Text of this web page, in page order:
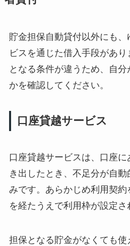
貯金担保自動貸付以外にも
ビスを通じた借入手段があ
となる条件が違うため、自
かを確認してください。
口座貸越サービス
口座貸越サービスは、口座に
き出したとき、不足分が自
みです。あらかじめ利用契
を経たうえで利用枠が設定さ
担保となる貯金がなくても使